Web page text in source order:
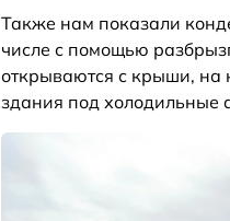
Также нам показали
числе с помощью
открываются с крыши, на
здания под холодильные